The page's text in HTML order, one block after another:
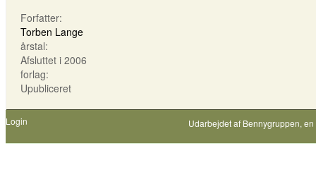
Forfatter:
Torben Lange
årstal:
Afsluttet i 2006
forlag:
Upubliceret
Login Udarbejdet af Bennygruppen,